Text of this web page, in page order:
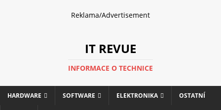
Reklama/Advertisement
IT REVUE
INFORMACE O TECHNICE
HARDWARE SOFTWARE ELEKTRONIKA OSTATNÍ